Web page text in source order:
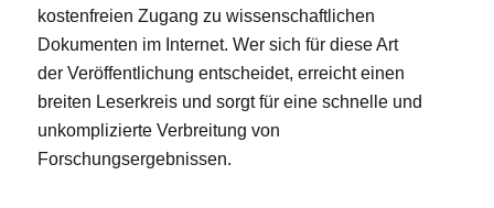
kostenfreien Zugang zu wissenschaftlichen
Dokumenten im Internet. Wer sich für diese Art
der Veröffentlichung entscheidet, erreicht einen
breiten Leserkreis und sorgt für eine schnelle und
unkomplizierte Verbreitung von
Forschungsergebnissen.